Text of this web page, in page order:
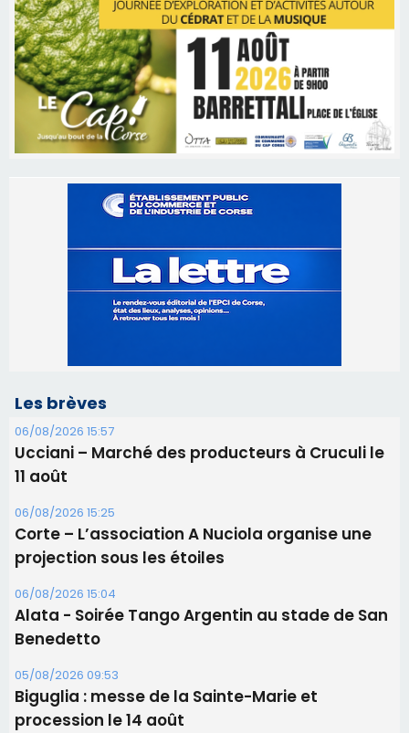
Les brèves
06/08/2026 15:57
Ucciani – Marché des producteurs à Cruculi le
11 août
06/08/2026 15:25
Corte – L’association A Nuciola organise une
projection sous les étoiles
06/08/2026 15:04
Alata - Soirée Tango Argentin au stade de San
Benedetto
05/08/2026 09:53
Biguglia : messe de la Sainte-Marie et
procession le 14 août